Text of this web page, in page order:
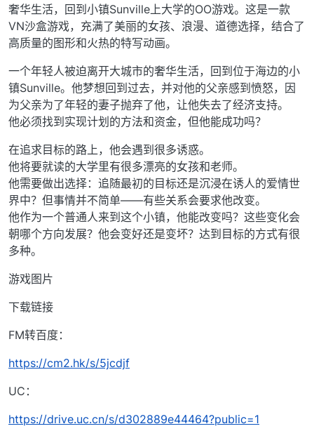
奢华生活，回到小镇Sunville上大学的OO游戏。这是一款
VN沙盒游戏，充满了美丽的女孩、浪漫、道德选择，结合了
高质量的图形和火热的特写动画。
一个年轻人被迫离开大城市的奢华生活，回到位于海边的小
镇Sunville。他梦想回到过去，并对他的父亲感到愤怒，因
为父亲为了年轻的妻子抛弃了他，让他失去了经济支持。
他必须找到实现计划的方法和资金，但他能成功吗？
在追求目标的路上，他会遇到很多诱惑。
他将要就读的大学里有很多漂亮的女孩和老师。
他需要做出选择：追随最初的目标还是沉浸在诱人的爱情世
界中？但事情并不简单——有些关系会要求他改变。
他作为一个普通人来到这个小镇，他能改变吗？这些变化会
朝哪个方向发展？他会变好还是变坏？达到目标的方式有很
多种。
游戏图片
下载链接
FM转百度：
https://cm2.hk/s/5jcdjf
UC：
https://drive.uc.cn/s/d302889e44464?public=1